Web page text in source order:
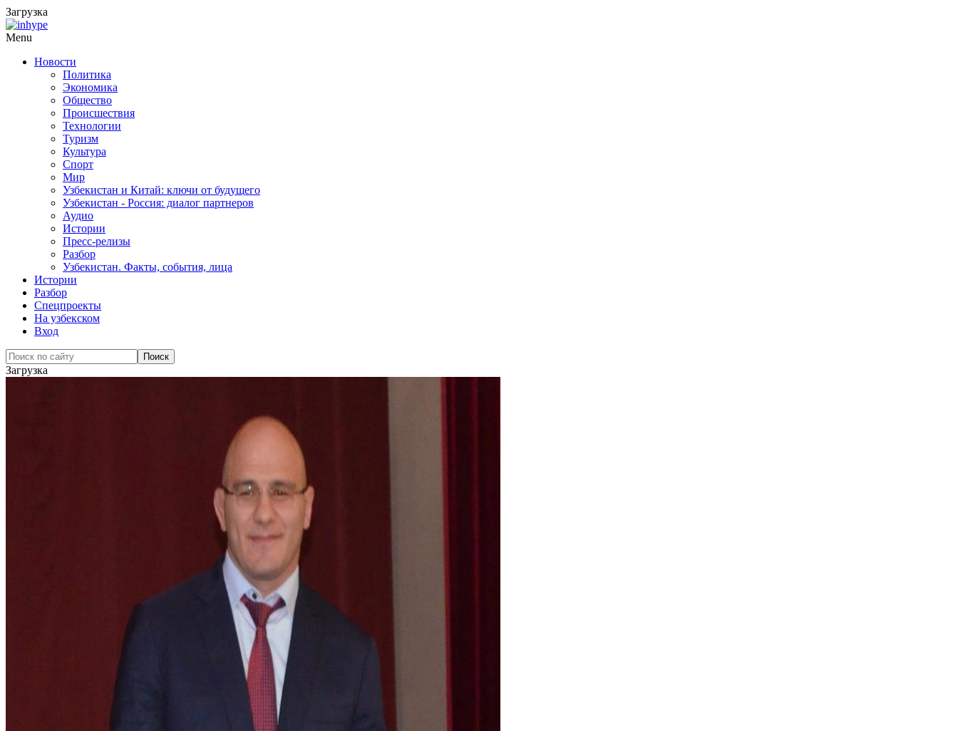
Загрузка
Menu
Новости
Политика
Экономика
Общество
Происшествия
Технологии
Туризм
Культура
Спорт
Мир
Узбекистан и Китай: ключи от будущего
Узбекистан - Россия: диалог партнеров
Аудио
Истории
Пресс-релизы
Разбор
Узбекистан. Факты, события, лица
Истории
Разбор
Спецпроекты
На узбекском
Вход
Загрузка